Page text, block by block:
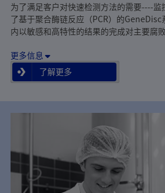
为了满足客户对快速检测方法的需要----
了基于聚合酶链反应（PCR）的
内以敏感和高特性的结果的完成对主要腐
更多信息
了解更多